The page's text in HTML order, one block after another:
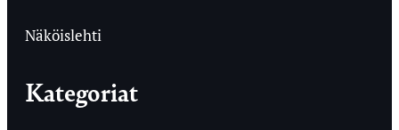
Näköislehti
Kategoriat